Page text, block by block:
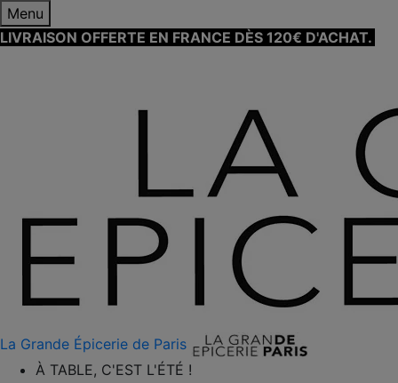
Menu
LIVRAISON OFFERTE EN FRANCE DÈS 120€ D'ACHAT.
La Grande Épicerie de Paris
À TABLE, C'EST L'ÉTÉ !